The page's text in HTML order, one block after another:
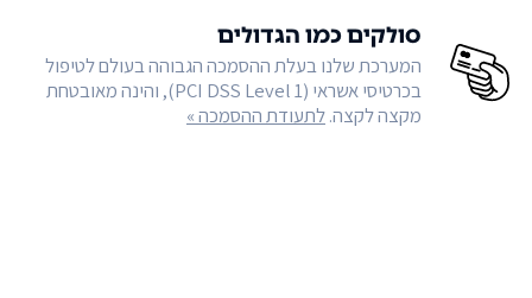
סולקים כמו הגדולים
המערכת שלנו בעלת ההסמכה הגבוהה בעולם לטיפול
בכרטיסי אשראי (PCI DSS Level 1), והינה מאובטחת
מקצה לקצה.לתעודת ההסמכה »